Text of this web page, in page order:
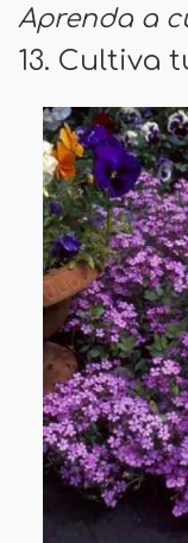
Aprenda a
13. Cultiva